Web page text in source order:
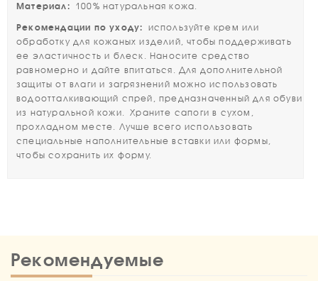
Материал: 100% натуральная кожа.
Рекомендации по уходу: используйте крем или
обработку для кожаных изделий, чтобы поддерживать
ее эластичность и блеск. Наносите средство
равномерно и дайте впитаться. Для дополнительной
защиты от влаги и загрязнений можно использовать
водоотталкивающий спрей, предназначенный для обуви
из натуральной кожи. Храните сапоги в сухом,
прохладном месте. Лучше всего использовать
специальные наполнительные вставки или формы,
чтобы сохранить их форму.
Рекомендуемые